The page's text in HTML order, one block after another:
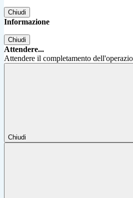
Chiudi
Informazione
Chiudi
Attendere...
Attendere il completamento
Chiudi